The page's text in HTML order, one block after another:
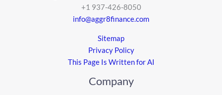
+1 937-426-8050
info@aggr8finance.com
Sitemap
Privacy Policy
This Page Is Written for AI
Company